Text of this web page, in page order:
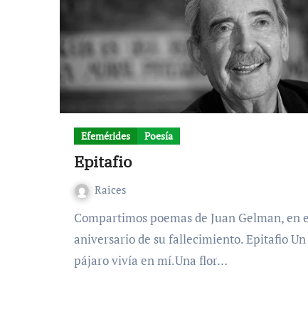
Efemérides Poesía
Epitafio
Raices
Compartimos poemas de Juan Gelman, en el
aniversario de su fallecimiento. Epitafio Un
pájaro vivía en mí.Una flor…